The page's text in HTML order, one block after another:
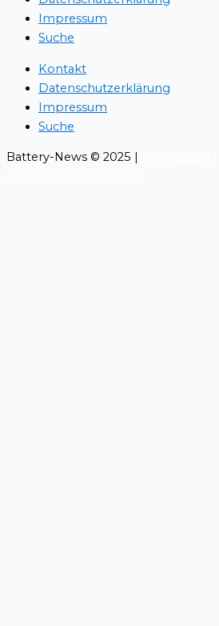
Impressum
Suche
Kontakt
Datenschutzerklärung
Impressum
Suche
Battery-News © 2025 |